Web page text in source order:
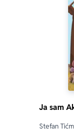
Ja sam
Stefan